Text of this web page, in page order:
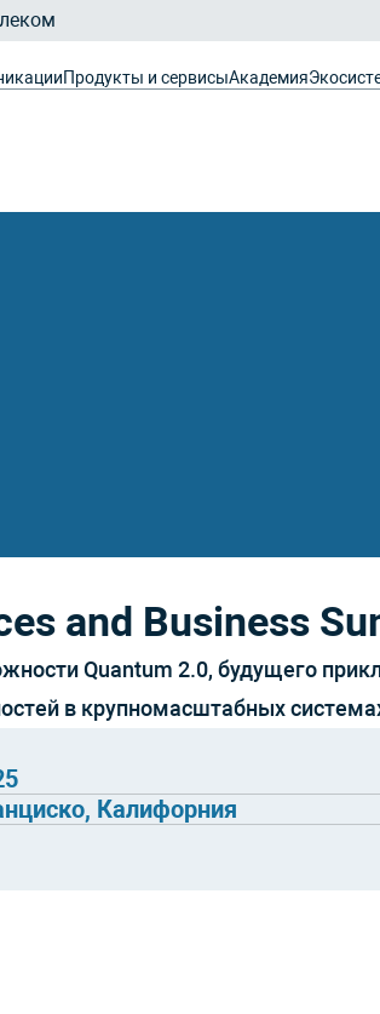
Продукты и сервисыАкадемия
and Business
Quantum 2.0, будущего
в крупномасштабных
Калифорния